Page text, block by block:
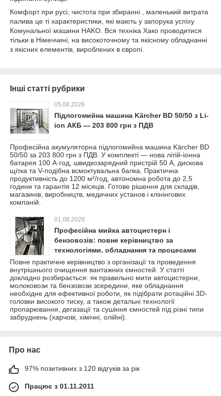
Комфорт при русі, чистота при збиранні , маленький витрата
палива це ті характеристики, які мають у запорука успіху
Комунальної машини HAKO. Вся техніка Хако проводитися
тільки в Німеччині, на високоточному та якісному обладнанні
з якісних елементів, вироблених в європі.
Інші статті рубрики
05.08.2026
Підлогомийна машина Kärcher BD 50/50 з Li-
ion АКБ — 203 800 грн з ПДВ
Професійна акумуляторна підлогомийна машина Kärcher BD
50/50 за 203 800 грн з ПДВ. У комплекті — нова літій-іонна
батарея 100 А·год, швидкозарядний пристрій 50 А, дискова
щітка та V-подібна всмоктувальна балка. Практична
продуктивність до 1200 м²/год, автономна робота до 2,5
години та гарантія 12 місяців. Готове рішення для складів,
магазинів, виробництв, медичних установ і клінінгових
компаній.
01.08.2026
Професійна мийка автоцистерн і
бензовозів: повне керівництво за
технологіями, обладнання та процесами
очищення
Повне практичне керівництво з організації та проведення
внутрішнього очищення вантажних ємностей. У статті
докладно розбирається: як правильно мити автоцистерни,
молоковози та бензовози зсередини, яке обладнання
необхідне для ефективної роботи, як підібрати ротаційні 3D-
головки високого тиску, а також детальні технології
пропарювання, дегазації та сушіння ємностей під різні типи
забруднень (харчові, хімічні, олійні).
Про нас
97% позитивних з 120 відгуків за рік
Працює з 01.11.2011